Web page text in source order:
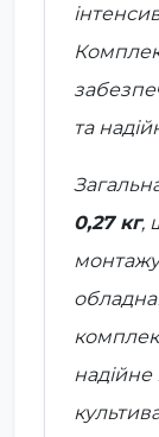
та
0,27 кг,
надійне